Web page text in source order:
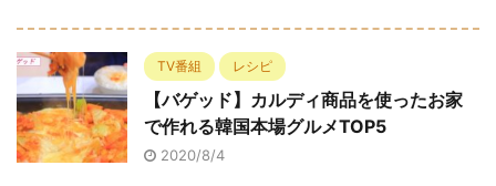
TV番組 レシピ
【バゲッド】カルディ商品を使ったお家
で作れる韓国本場グルメTOP5
2020/8/4